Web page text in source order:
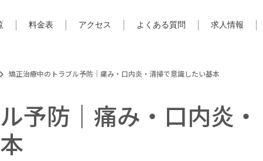
料金表 アクセス よくある質問 求人情報
矯正治療中のトラブル予防｜痛み・口内炎・清掃で意識したい基本
予防｜痛み・口内炎・